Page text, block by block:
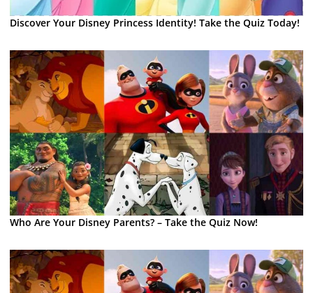
Discover Your Disney Princess Identity! Take the Quiz Today!
Who Are Your Disney Parents? – Take the Quiz Now!